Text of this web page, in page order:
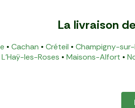
La livraison
• Cachan • Créteil • Champigny-
L'Haÿ-les-Roses • Maisons-Alfort •